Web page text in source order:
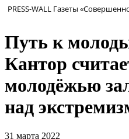
PRESS-WALL Газеты
Путь к
Кантор
молодёжью
над
31 марта 2022